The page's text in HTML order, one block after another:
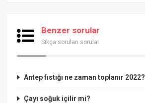
Benzer sorular
Sıkça sorulan sorular
Antep fıstığı ne zaman toplanır 2022?
Çayı soğuk içilir mi?